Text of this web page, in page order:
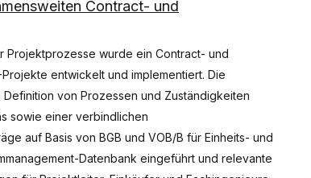
Contract- und
Projektprozesse wurde ein Contract- und
entwickelt und implementiert. Die
von Prozessen und Zuständigkeiten
sowie einer verbindlichen
auf Basis von BGB und VOB/B für Einheits- und
Datenbank eingeführt und relevante